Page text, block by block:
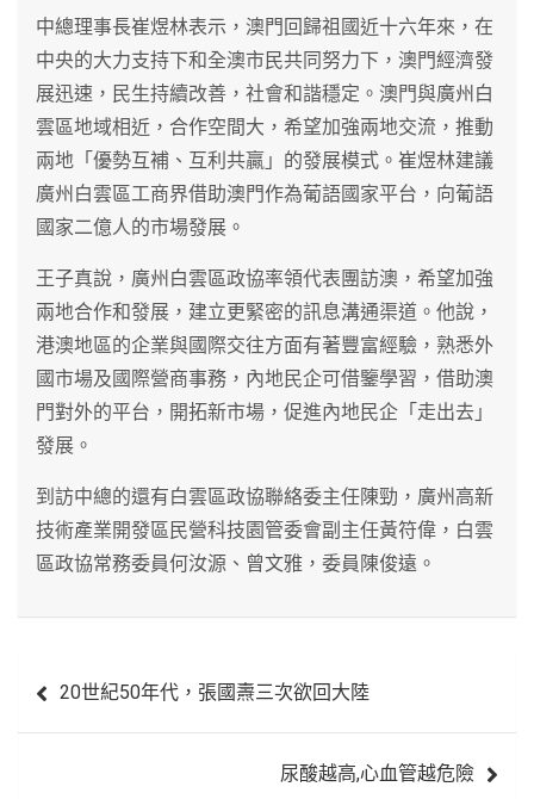
中總理事長崔煜林表示，澳門回歸祖國近十六年來，在
中央的大力支持下和全澳市民共同努力下，澳門經濟發
展迅速，民生持續改善，社會和諧穩定。澳門與廣州白
雲區地域相近，合作空間大，希望加強兩地交流，推動
兩地「優勢互補、互利共贏」的發展模式。崔煜林建議
廣州白雲區工商界借助澳門作為葡語國家平台，向葡語
國家二億人的市場發展。
王子真說，廣州白雲區政協率領代表團訪澳，希望加強
兩地合作和發展，建立更緊密的訊息溝通渠道。他說，
港澳地區的企業與國際交往方面有著豐富經驗，熟悉外
國市場及國際營商事務，內地民企可借鑒學習，借助澳
門對外的平台，開拓新市場，促進內地民企「走出去」
發展。
到訪中總的還有白雲區政協聯絡委主任陳勁，廣州高新
技術產業開發區民營科技園管委會副主任黃符偉，白雲
區政協常務委員何汝源、曾文雅，委員陳俊遠。
章 20世紀50年代，張國燾三次欲回大陸
尿酸越高,心血管越危險